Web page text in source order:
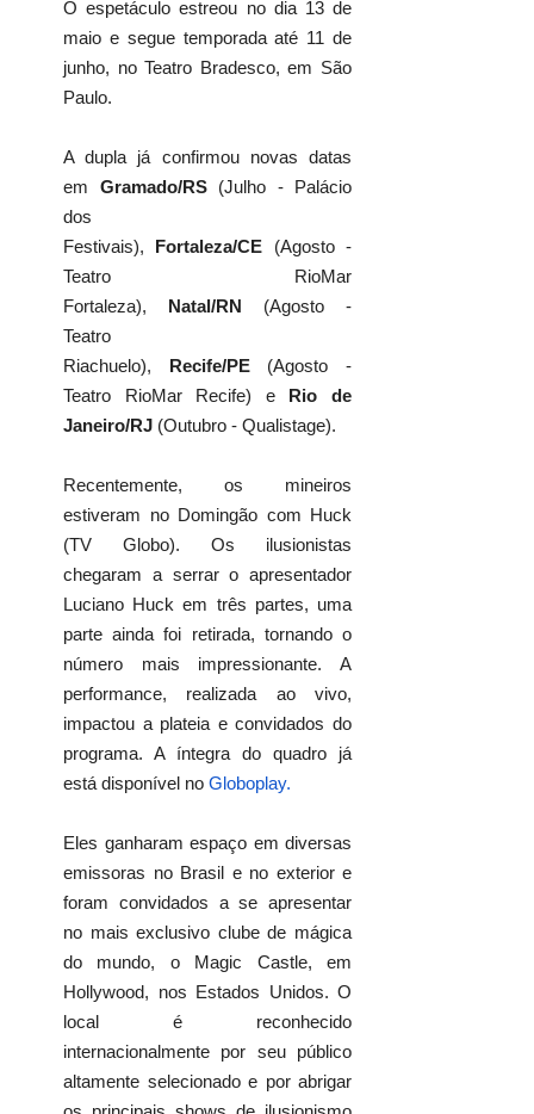
O espetáculo estreou no dia13 de
maio e segue temporada até 11 de
junho, no Teatro Bradesco, em São
Paulo.
A dupla já confirmou novas datas
em Gramado/RS(Julho - Palácio
dos
Festivais), Fortaleza/CE (Agosto -
Teatro RioMar
Fortaleza), Natal/RN (Agosto -
Teatro
Riachuelo), Recife/PE (Agosto -
Teatro RioMar Recife) e Rio de
Janeiro/RJ (Outubro - Qualistage).
Recentemente, os mineiros
estiveram no Domingão com Huck
(TV Globo). Os ilusionistas
chegaram a serrar o apresentador
Luciano Huck em três partes, uma
parte ainda foi retirada, tornando o
número mais impressionante. A
performance, realizada ao vivo,
impactou a plateia e convidados do
programa. A íntegra do quadro já
está disponível no Globoplay.
Eles ganharam espaço em diversas
emissoras no Brasil e no exterior e
foram convidados a se apresentar
no mais exclusivo clube de mágica
do mundo, o Magic Castle, em
Hollywood, nos Estados Unidos. O
local é reconhecido
internacionalmente por seu público
altamente selecionado e por abrigar